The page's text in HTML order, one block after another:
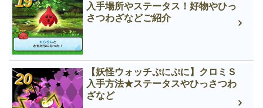
入手場所やステータス！好物やひっ
さつわざなどご紹介
【妖怪ウォッチぷにぷに】クロミＳ
入手方法★ステータスやひっさつわ
ざなど